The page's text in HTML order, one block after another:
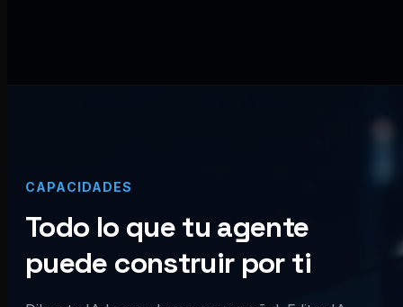
CAPACIDADES
Todo lo que tu agente
puede construir por ti